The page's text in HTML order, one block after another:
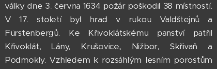
války dne 3. června 1634 požár poškodil 38 místností.
V 17. století byl hrad v rukou Valdštejnů a
Fürstenbergů. Ke Křivoklátskému panství patřil
Křivoklát, Lány, Krušovice, Nižbor, Skřivaň a
Podmokly. Vzhledem k rozsáhlým lesním porostům